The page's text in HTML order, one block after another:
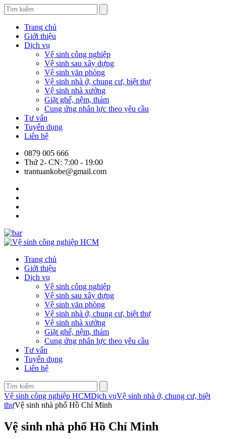
Trang chủ
Giới thiệu
Dịch vụ
Vệ sinh công nghiệp
Vệ sinh sau xây dựng
Vệ sinh văn phòng
Vệ sinh nhà ở, chung cư, biệt thự
Vệ sinh nhà xưởng
Giặt ghế, nệm, thảm
Cung ứng nhân lực theo yêu cầu
Tư vấn
Tuyển dụng
Liên hệ
0879 005 666
Thứ 2- CN: 7:00 - 19:00
trantuankobe@gmail.com
Trang chủ
Giới thiệu
Dịch vụ
Vệ sinh công nghiệp
Vệ sinh sau xây dựng
Vệ sinh văn phòng
Vệ sinh nhà ở, chung cư, biệt thự
Vệ sinh nhà xưởng
Giặt ghế, nệm, thảm
Cung ứng nhân lực theo yêu cầu
Tư vấn
Tuyển dụng
Liên hệ
Vệ sinh công nghiệp HCMDịch vụVệ sinh nhà ở, chung cư, biệt
thựVệ sinh nhà phố Hồ Chí Minh
Vệ sinh nhà phố Hồ Chí Minh